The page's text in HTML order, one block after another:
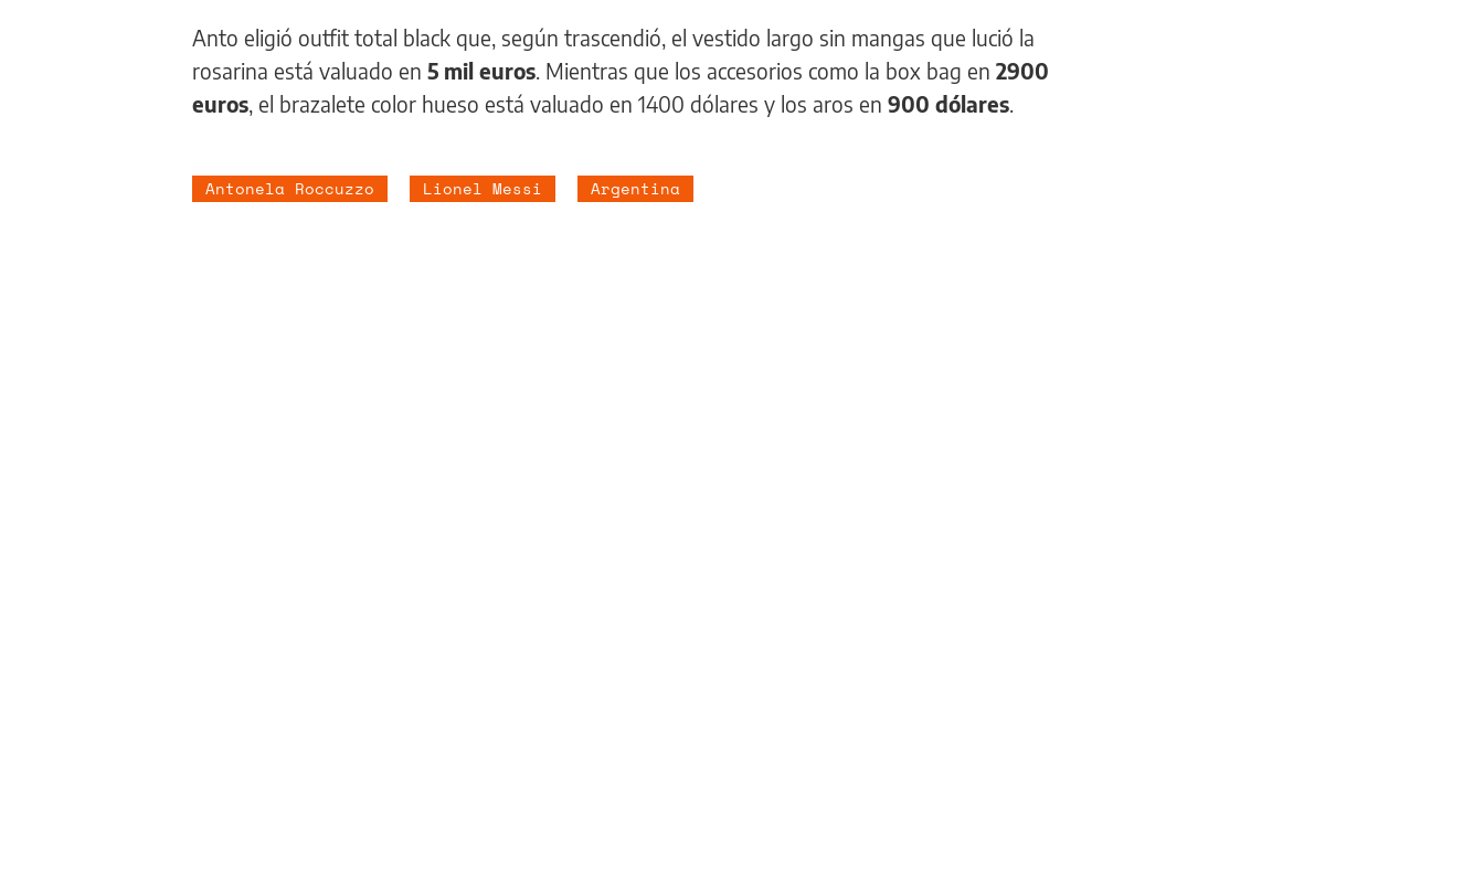
Anto eligió outfit total black que, según trascendió, el vestido largo sin mangas que lució la
rosarina está valuado en 5 mil euros . Mientras que los accesorios como la box bag en 2900
euros , el brazalete color hueso está valuado en 1400 dólares y los aros en 900 dólares
Antonela Roccuzzo Lionel Messi Argentina